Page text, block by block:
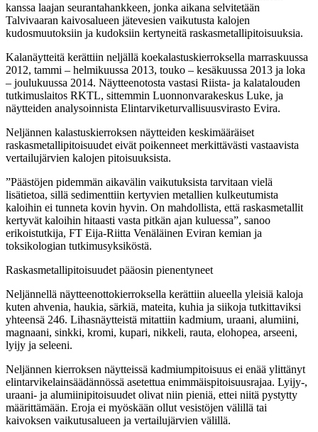
kanssa laajan seurantahankkeen, jonka aikana selvitetään
Talvivaaran kaivosalueen jätevesien vaikutusta kalojen
kudosmuutoksiin ja kudoksiin kertyneitä raskasmetallipitoisuuksia.
Kalanäytteitä kerättiin neljällä koekalastuskierroksella marraskuussa
2012, tammi – helmikuussa 2013, touko – kesäkuussa 2013 ja loka
– joulukuussa 2014. Näytteenotosta vastasi Riista- ja kalatalouden
tutkimuslaitos RKTL, sittemmin Luonnonvarakeskus Luke, ja
näytteiden analysoinnista Elintarviketurvallisuusvirasto Evira.
Neljännen kalastuskierroksen näytteiden keskimääräiset
raskasmetallipitoisuudet eivät poikenneet merkittävästi vastaavista
vertailujärvien kalojen pitoisuuksista.
”Päästöjen pidemmän aikavälin vaikutuksista tarvitaan vielä
lisätietoa, sillä sedimenttiin kertyvien metallien kulkeutumista
kaloihin ei tunneta kovin hyvin. On mahdollista, että raskasmetallit
kertyvät kaloihin hitaasti vasta pitkän ajan kuluessa”, sanoo
erikoistutkija, FT Eija-Riitta Venäläinen Eviran kemian ja
toksikologian tutkimusyksiköstä.
Raskasmetallipitoisuudet pääosin pienentyneet
Neljännellä näytteenottokierroksella kerättiin alueella yleisiä kaloja
kuten ahvenia, haukia, särkiä, mateita, kuhia ja siikoja tutkittaviksi
yhteensä 246. Lihasnäytteistä mitattiin kadmium, uraani, alumiini,
magnaani, sinkki, kromi, kupari, nikkeli, rauta, elohopea, arseeni,
lyijy ja seleeni.
Neljännen kierroksen näytteissä kadmiumpitoisuus ei enää ylittänyt
elintarvikelainsäädännössä asetettua enimmäispitoisuusrajaa. Lyijy-,
uraani- ja alumiinipitoisuudet olivat niin pieniä, ettei niitä pystytty
määrittämään. Eroja ei myöskään ollut vesistöjen välillä tai
kaivoksen vaikutusalueen ja vertailujärvien välillä.